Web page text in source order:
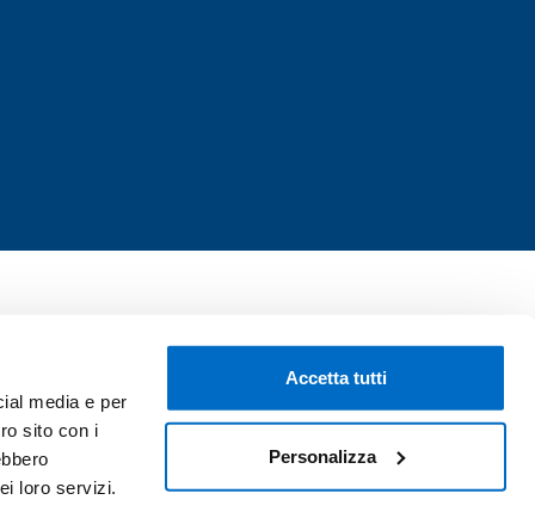
media e per
sito con i
loro servizi.
Accetta tutti
Personalizza